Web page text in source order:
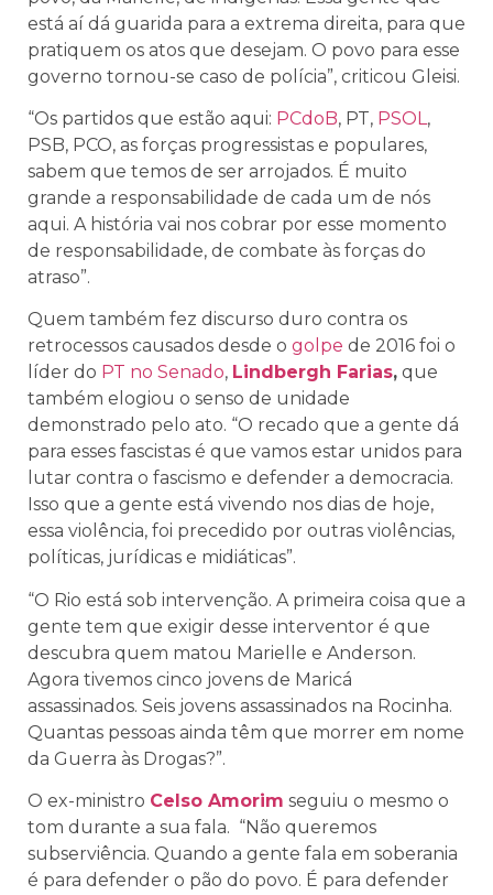
está aí dá guarida para a extrema direita, para que
pratiquem os atos que desejam. O povo para esse
governo tornou-se caso de polícia”, criticou Gleisi.
“Os partidos que estão aqui: PCdoB, PT, PSOL,
PSB, PCO, as forças progressistas e populares,
sabem que temos de ser arrojados. É muito
grande a responsabilidade de cada um de nós
aqui. A história vai nos cobrar por esse momento
de responsabilidade, de combate às forças do
atraso”.
Quem também fez discurso duro contra os
retrocessos causados desde o golpe de 2016 foi o
líder do PT no Senado, Lindbergh Farias, que
também elogiou o senso de unidade
demonstrado pelo ato. “O recado que a gente dá
para esses fascistas é que vamos estar unidos para
lutar contra o fascismo e defender a democracia.
Isso que a gente está vivendo nos dias de hoje,
essa violência, foi precedido por outras violências,
políticas, jurídicas e midiáticas”.
“O Rio está sob intervenção. A primeira coisa que a
gente tem que exigir desse interventor é que
descubra quem matou Marielle e Anderson.
Agora tivemos cinco jovens de Maricá
assassinados. Seis jovens assassinados na Rocinha.
Quantas pessoas ainda têm que morrer em nome
da Guerra às Drogas?”.
O ex-ministro Celso Amorim seguiu o mesmo o
tom durante a sua fala. “Não queremos
subserviência. Quando a gente fala em soberania
é para defender o pão do povo. É para defender